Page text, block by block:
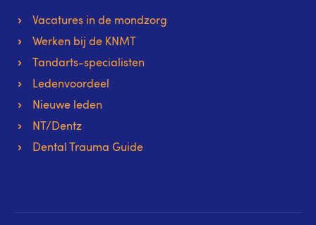
Vacatures in de mondzorg
Werken bij de KNMT
Tandarts-specialisten
Ledenvoordeel
Nieuwe leden
NT/Dentz
Dental Trauma Guide